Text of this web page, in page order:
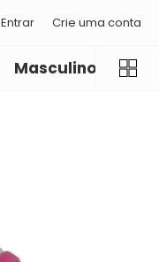
Entrar Crie uma conta
Masculino